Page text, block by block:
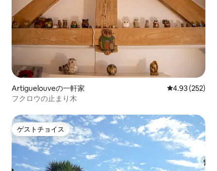
Artiguelouveの一軒家 レビュー252
4.93 (252)
フクロウの止まり木
ゲストチョイス
ゲストチョイス